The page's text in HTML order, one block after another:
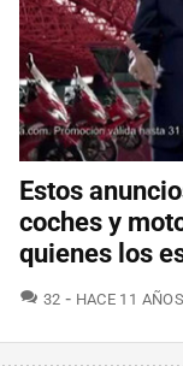
Estos
coches y
quienes los
32 COMENTARIOS
HACE 11 AÑOS